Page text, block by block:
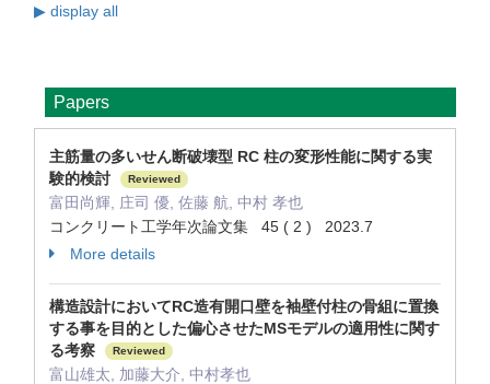
▶ display all
Papers
主筋量の多いせん断破壊型 RC 柱の変形性能に関する実
験的検討
Reviewed
富田尚輝, 庄司 優, 佐藤 航, 中村 孝也
コンクリート工学年次論文集 45 ( 2 ) 2023.7
More details
構造設計においてRC造有開口壁を袖壁付柱の骨組に置換
する事を目的とした偏心させたMSモデルの適用性に関す
る考察
Reviewed
富山雄太, 加藤大介, 中村孝也